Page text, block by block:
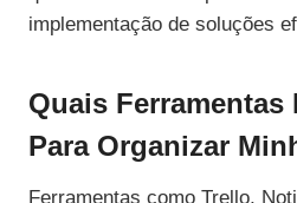
implementação de soluções
Quais Ferramentas
Para Organizar
Ferramentas como Trello,